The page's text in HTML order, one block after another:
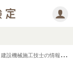
建設機械施工技士の情報まとめ